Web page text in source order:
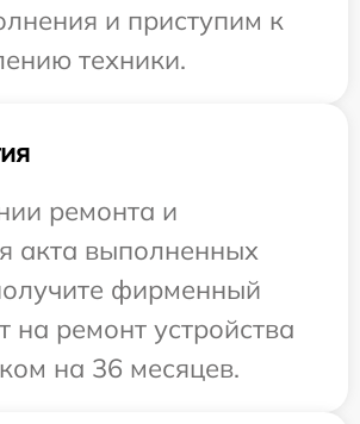
и приступим к
техники.
ремонта и
акта выполненных
фирменный
на ремонт устройства
на 36 месяцев.